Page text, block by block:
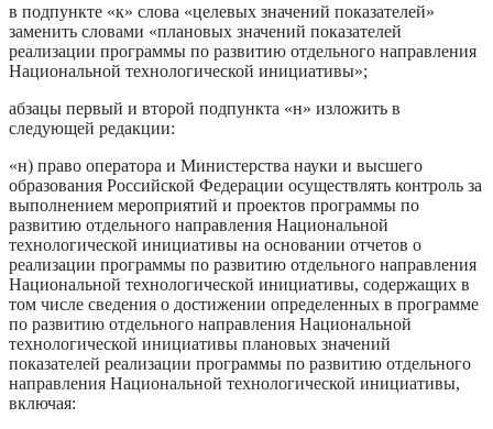
в подпункте «к» слова «целевых значений показателей»
заменить словами «плановых значений показателей
реализации программы по развитию отдельного направления
Национальной технологической инициативы»;
абзацы первый и второй подпункта «н» изложить в
следующей редакции:
«н) право оператора и Министерства науки и высшего
образования Российской Федерации осуществлять контроль за
выполнением мероприятий и проектов программы по
развитию отдельного направления Национальной
технологической инициативы на основании отчетов о
реализации программы по развитию отдельного направления
Национальной технологической инициативы, содержащих в
том числе сведения о достижении определенных в программе
по развитию отдельного направления Национальной
технологической инициативы плановых значений
показателей реализации программы по развитию отдельного
направления Национальной технологической инициативы,
включая: